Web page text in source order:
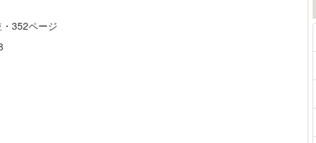
352ページ